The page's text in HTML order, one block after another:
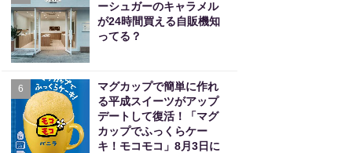
ーシュガーのキャラメル
が24時間買える自販機知
ってる？
6
マグカップで簡単に作れ
る平成スイーツがアップ
デートして復活！「マグ
カップでふっくらケー
キ！モコモコ」8月3日に